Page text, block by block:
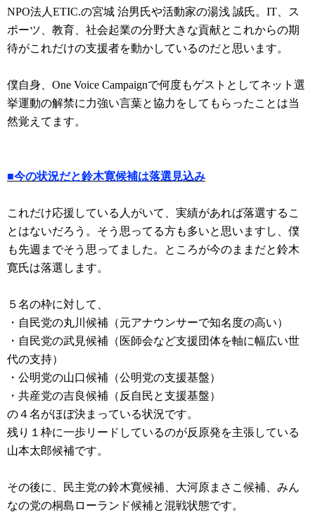
NPO法人ETIC.の宮城 治男氏や活動家の湯浅 誠氏。IT、ス
ポーツ、教育、社会起業の分野大きな貢献とこれからの期
待がこれだけの支援者を動かしているのだと思います。
僕自身、One Voice Campaignで何度もゲストとしてネット選
挙運動の解禁に力強い言葉と協力をしてもらったことは当
然覚えてます。
■今の状況だと鈴木寛候補は落選見込み
これだけ応援している人がいて、実績があれば落選するこ
とはないだろう。そう思ってる方も多いと思いますし、僕
も先週までそう思ってました。ところが今のままだと鈴木
寛氏は落選します。
５名の枠に対して、
・自民党の丸川候補（元アナウンサーで知名度の高い）
・自民党の武見候補（医師会など支援団体を軸に幅広い世
代の支持）
・公明党の山口候補（公明党の支援基盤）
・共産党の吉良候補（反自民と支援基盤）
の４名がほぼ決まっている状況です。
残り１枠に一歩リードしているのが反原発を主張している
山本太郎候補です。
その後に、民主党の鈴木寛候補、大河原まさこ候補、みん
なの党の桐島ローランド候補と混戦状態です。